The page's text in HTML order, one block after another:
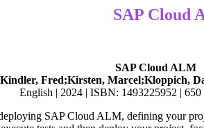
SAP Cloud ALM
Fred;Kirsten, Marcel;Kloppich,
English | 2024 | ISBN: 1493225952 | 650
SAP Cloud ALM, defining your